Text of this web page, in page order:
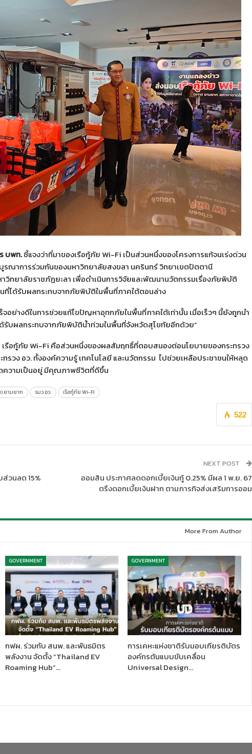
บพท.ชี้แจงว่าที่มาของเรือกู้ภัย Wi-Fi เป็นส่วนหนึ่งของโครงการแก้จนเร่งด่วน
ณาการร่วมกันของมหาวิทยาลัยสงขลา นครินทร์ วิทยาเขตปัตตานี
วิทยาลัยราชภัฏยะลา เพื่อดำเนินการวิจัยและพัฒนานวัตกรรมเรื่องภัยพิบัติ
ได้รับผลกระทบจากภัยพิบัติในพื้นที่ภาคใต้ตอนล่าง
อย่างดีในการช่วยแก้ไขปัญหาอุทกภัยในพื้นที่ภาคใต้เท่านั้น เมื่อเร็วๆ นี้ยังถูกนำ
ด้รับผลกระทบจากภัยพิบัติน้ำท่วมในพื้นที่จังหวัดสุโขทัยอีกด้วย”
รือกู้ภัย Wi-Fi คือส่วนหนึ่งของผลสัมฤทธิ์ที่ตอบสนองต่อนโยบายของกระทรวง
วง อว. ทั้งองค์ความรู้ เทคโนโลยี และนวัตกรรม ไปช่วยเหลือประชาชนให้หลุด
ความเป็นอยู่ มีคุณภาพชีวิตที่ดีขึ้น
ยามยาก รมว.อว. เรือกู้ภัย Wi-Fi
522
วนลด 15%
NEXT POST
ออมสิน ประกาศลดดอกเบี้ยเงินกู้ 0.25% มีผล 1 พ.ย. 67
ตรึงดอกเบี้ยเงินฝาก ตามภารกิจส่งเสริมการออม
More From Author
GOVERNMENT
กฟผ. ร่วมกับ สนพ. และพันธมิตร
พลังงาน จัดตั้ง “Thailand EV
Roaming Hub”…
GOVERNMENT
การเคหะแห่งชาติรับมอบเกียรติบัตร
องค์กรต้นแบบขับเคลื่อน
Universal Design…